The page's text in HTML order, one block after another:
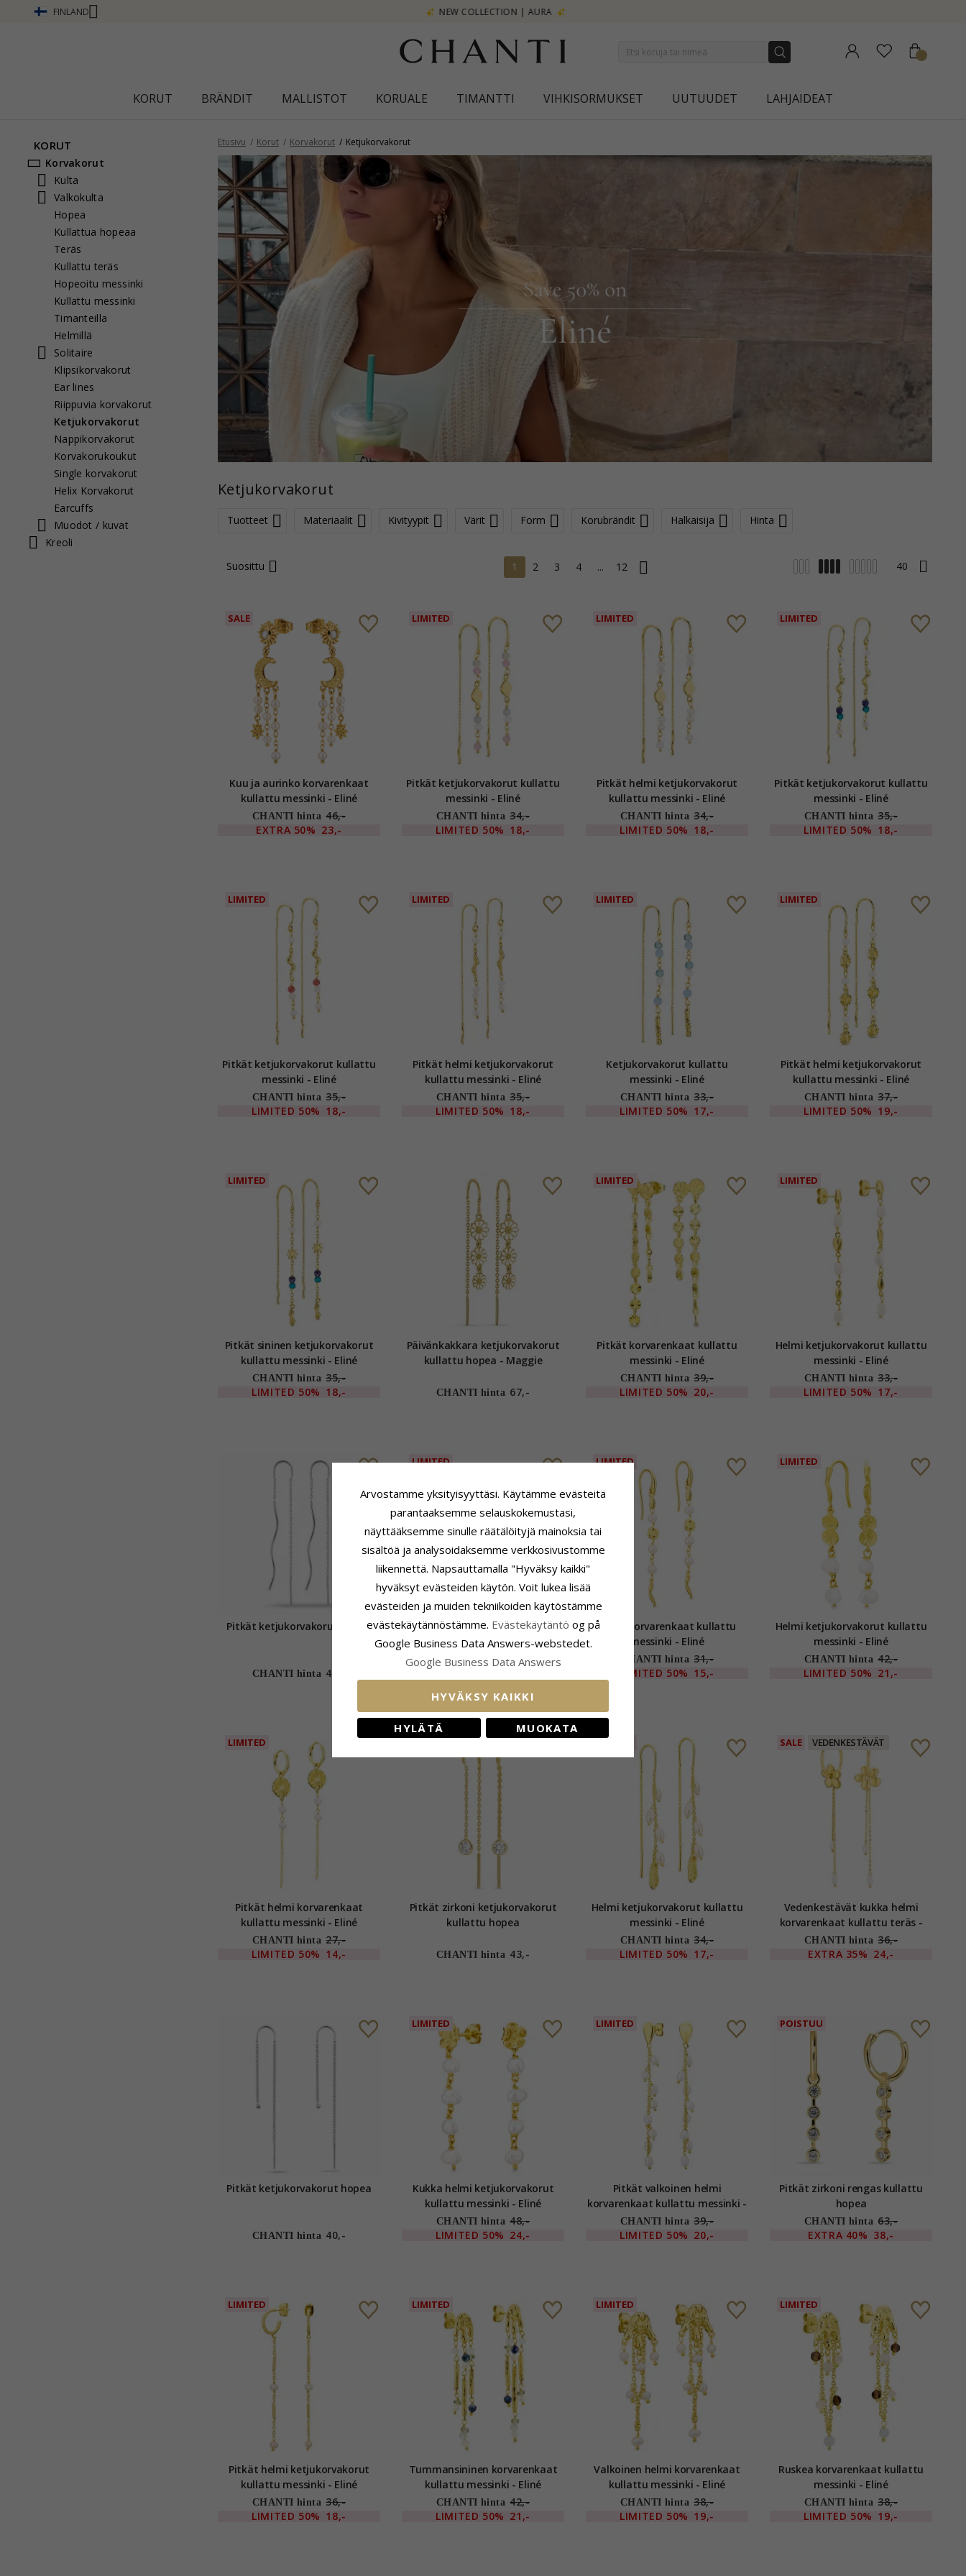
FINLAND NEW COLLECTION | AURA
KORUT BRÄNDIT MALLISTOT KORUALE TIMANTTI VIHKISORMUKSET UUTUUDET LAHJAIDEAT
KORUT
Korvakorut
Kulta
Valkokulta
Hopea
Kullattua hopeaa
Teräs
Kullattu teräs
Hopeoitu messinki
Kullattu messinki
Timanteilla
Helmillä
Solitaire
Klipsikorvakorut
Ear lines
Riippuvia korvakorut
Ketjukorvakorut
Nappikorvakorut
Korvakorukoukut
Single korvakorut
Helix Korvakorut
Earcuffs
Muodot / kuvat
Kreoli
Etusivu Korut Korvakorut Ketjukorvakorut
Ketjukorvakorut
Tuotteet Materiaalit Kivityypit Värit Form Korubrändit Halkaisija Hinta
Suosittu 1 2 3 4 ... 12
SALE
Kuu ja aurinko korvarenkaat
kullattu messinki - Eliné
CHANTI hinta 46,-
EXTRA 50% 23,-
LIMITED
Pitkät ketjukorvakorut kullattu
messinki - Eliné
CHANTI hinta 34,-
LIMITED 50% 18,-
LIMITED
Pitkät helmi ketjukorvakorut
kullattu messinki - Eliné
CHANTI hinta 34,-
LIMITED 50% 18,-
LIMITED
Pitkät ketjukorvakorut kullattu
messinki - Eliné
CHANTI hinta 35,-
LIMITED 50% 18,-
LIMITED
Pitkät ketjukorvakorut kullattu
messinki - Eliné
CHANTI hinta 35,-
LIMITED 50% 18,-
LIMITED
Pitkät helmi ketjukorvakorut
kullattu messinki - Eliné
CHANTI hinta 35,-
LIMITED 50% 18,-
LIMITED
Ketjukorvakorut kullattu
messinki - Eliné
CHANTI hinta 33,-
LIMITED 50% 17,-
LIMITED
Pitkät helmi ketjukorvakorut
kullattu messinki - Eliné
CHANTI hinta 37,-
LIMITED 50% 19,-
LIMITED
Pitkät sininen ketjukorvakorut
kullattu messinki - Eliné
CHANTI hinta 35,-
LIMITED 50% 18,-
Päivänkakkara ketjukorvakorut
kullattu hopea - Maggie
CHANTI hinta 67,-
LIMITED
Pitkät korvarenkaat kullattu
messinki - Eliné
CHANTI hinta 39,-
LIMITED 50% 20,-
LIMITED
Helmi ketjukorvakorut kullattu
messinki - Eliné
CHANTI hinta 33,-
LIMITED 50% 17,-
Pitkät ketjukorvakorut hopea
CHANTI hinta 48,-
LIMITED
Helmi korvarenkaat kullattu
messinki - Eliné
CHANTI hinta 39,-
LIMITED
Helmi korvarenkaat kullattu
messinki - Eliné
CHANTI hinta 31,-
LIMITED 50% 15,-
LIMITED
Helmi ketjukorvakorut kullattu
messinki - Eliné
CHANTI hinta 42,-
LIMITED 50% 21,-
LIMITED
Pitkät helmi korvarenkaat
kullattu messinki - Eliné
CHANTI hinta 27,-
LIMITED 50% 14,-
Pitkät zirkoni ketjukorvakorut
kullattu hopea
CHANTI hinta 43,-
LIMITED
Helmi ketjukorvakorut kullattu
messinki - Eliné
CHANTI hinta 34,-
LIMITED 50% 17,-
SALE VEDENKESTÄVÄT
Vedenkestävät kukka helmi
korvarenkaat kullattu teräs -
OCEANA
CHANTI hinta 36,-
EXTRA 35% 24,-
Pitkät ketjukorvakorut hopea
CHANTI hinta 40,-
LIMITED
Kukka helmi ketjukorvakorut
kullattu messinki - Eliné
CHANTI hinta 48,-
LIMITED 50% 24,-
LIMITED
Pitkät valkoinen helmi
korvarenkaat kullattu messinki -
Eliné
CHANTI hinta 39,-
LIMITED 50% 20,-
POISTUU
Pitkät zirkoni rengas kullattu
hopea
CHANTI hinta 63,-
EXTRA 40% 38,-
LIMITED
Pitkät helmi ketjukorvakorut
kullattu messinki - Eliné
CHANTI hinta 36,-
LIMITED 50% 18,-
LIMITED
Tummansininen korvarenkaat
kullattu messinki - Eliné
CHANTI hinta 42,-
LIMITED 50% 21,-
LIMITED
Valkoinen helmi korvarenkaat
kullattu messinki - Eliné
CHANTI hinta 38,-
LIMITED 50% 19,-
LIMITED
Ruskea korvarenkaat kullattu
messinki - Eliné
CHANTI hinta 38,-
LIMITED 50% 19,-
Arvostamme yksityisyyttäsi. Käytämme evästeitä
parantaaksemme selauskokemustasi,
näyttääksemme sinulle räätälöityjä mainoksia tai
sisältöä ja analysoidaksemme verkkosivustomme
liikennettä. Napsauttamalla "Hyväksy kaikki"
hyväksyt evästeiden käytön. Voit lukea lisää
evästeiden ja muiden tekniikoiden käytöstämme
evästekäytännöstämme. Evästekäytäntö og på
Google Business Data Answers-webstedet.
Google Business Data Answers
HYVÄKSY KAIKKI
HYLÄTÄ MUOKATA